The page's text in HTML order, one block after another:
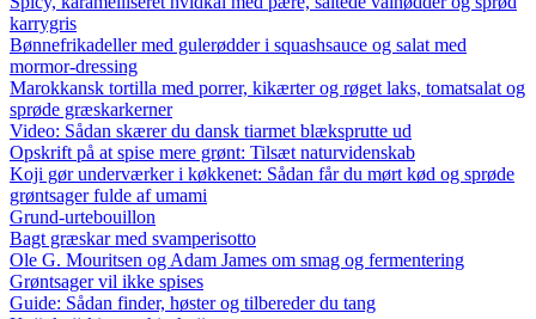
karrygris
Bønnefrikadeller med gulerødder i squashsauce og salat med
mormor-dressing
Marokkansk tortilla med porrer, kikærter og røget laks, tomatsalat og
sprøde græskarkerner
Video: Sådan skærer du dansk tiarmet blæksprutte ud
Opskrift på at spise mere grønt: Tilsæt naturvidenskab
Koji gør underværker i køkkenet: Sådan får du mørt kød og sprøde
grøntsager fulde af umami
Grund-urtebouillon
Bagt græskar med svamperisotto
Ole G. Mouritsen og Adam James om smag og fermentering
Grøntsager vil ikke spises
Guide: Sådan finder, høster og tilbereder du tang